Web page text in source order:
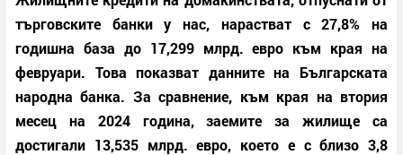
търговските банки у нас, нарастват с 27,8% на
годишна база до 17,299 млрд. евро към края на
февруари. Това показват данните на Българската
народна банка. За сравнение, към края на втория
месец на 2024 година, заемите за жилище са
достигали 13,535 млрд. евро, което е с близо 3,8